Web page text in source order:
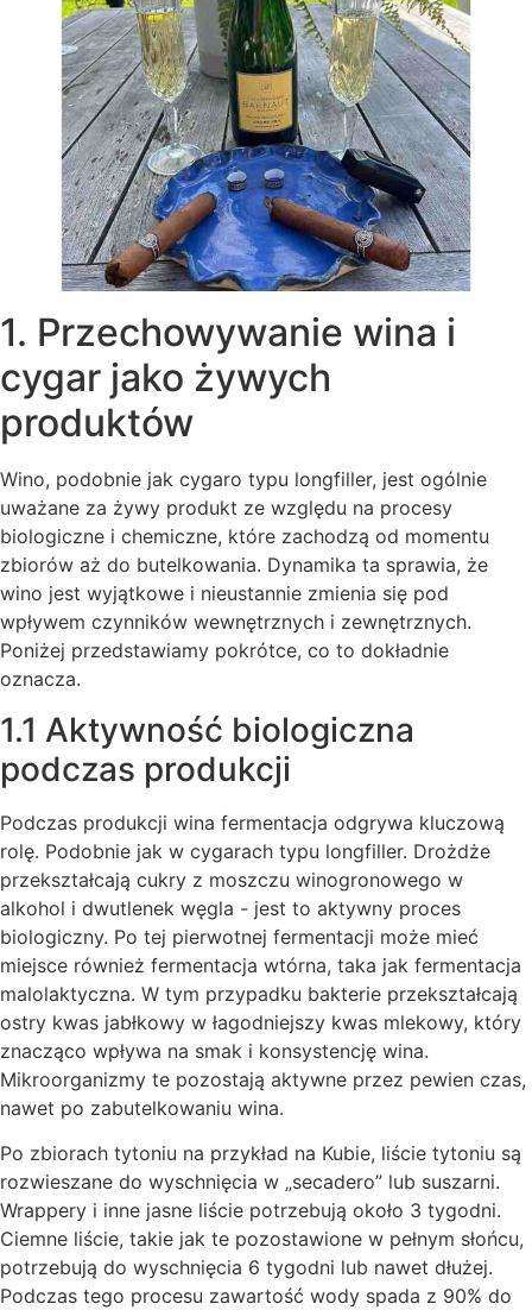
1. Przechowywanie wina i
cygar jako żywych
produktów
Wino, podobnie jak cygaro typu longfiller, jest ogólnie
uważane za żywy produkt ze względu na procesy
biologiczne i chemiczne, które zachodzą od momentu
zbiorów aż do butelkowania. Dynamika ta sprawia, że
wino jest wyjątkowe i nieustannie zmienia się pod
wpływem czynników wewnętrznych i zewnętrznych.
Poniżej przedstawiamy pokrótce, co to dokładnie
oznacza.
1.1 Aktywność biologiczna
podczas produkcji
Podczas produkcji wina fermentacja odgrywa kluczową
rolę. Podobnie jak w cygarach typu longfiller. Drożdże
przekształcają cukry z moszczu winogronowego w
alkohol i dwutlenek węgla - jest to aktywny proces
biologiczny. Po tej pierwotnej fermentacji może mieć
miejsce również fermentacja wtórna, taka jak fermentacja
malolaktyczna. W tym przypadku bakterie przekształcają
ostry kwas jabłkowy w łagodniejszy kwas mlekowy, który
znacząco wpływa na smak i konsystencję wina.
Mikroorganizmy te pozostają aktywne przez pewien czas,
nawet po zabutelkowaniu wina.
Po zbiorach tytoniu na przykład na Kubie, liście tytoniu są
rozwieszane do wyschnięcia w „secadero” lub suszarni.
Wrappery i inne jasne liście potrzebują około 3 tygodni.
Ciemne liście, takie jak te pozostawione w pełnym słońcu,
potrzebują do wyschnięcia 6 tygodni lub nawet dłużej.
Podczas tego procesu zawartość wody spada z 90% do